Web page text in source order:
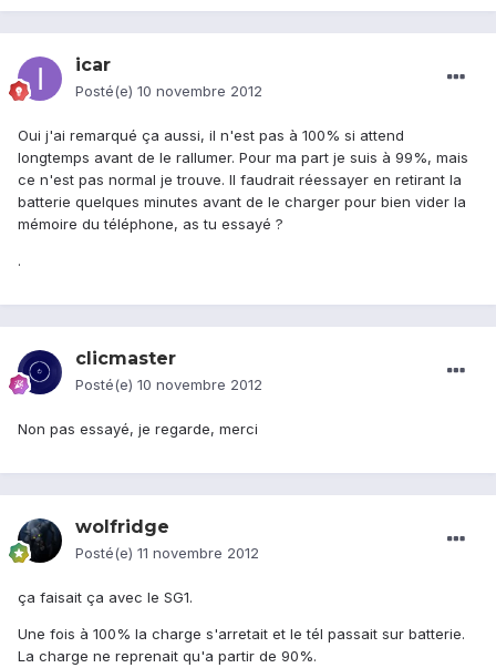
icar
Posté(e) 10 novembre 2012
Oui j'ai remarqué ça aussi, il n'est pas à 100% si attend
longtemps avant de le rallumer. Pour ma part je suis à 99%, mais
ce n'est pas normal je trouve. Il faudrait réessayer en retirant la
batterie quelques minutes avant de le charger pour bien vider la
mémoire du téléphone, as tu essayé ?
.
clicmaster
Posté(e) 10 novembre 2012
Non pas essayé, je regarde, merci
wolfridge
Posté(e) 11 novembre 2012
ça faisait ça avec le SG1.
Une fois à 100% la charge s'arretait et le tél passait sur batterie.
La charge ne reprenait qu'a partir de 90%.